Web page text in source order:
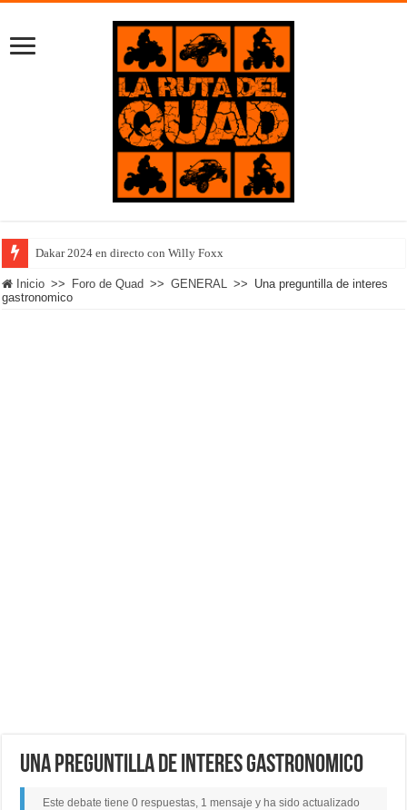
Dakar 2024 en directo con Willy Foxx
Inicio >> Foro de Quad >> GENERAL >> Una preguntilla de interes
gastronomico
Una preguntilla de interes gastronomico
Este debate tiene 0 respuestas, 1 mensaje y ha sido actualizado